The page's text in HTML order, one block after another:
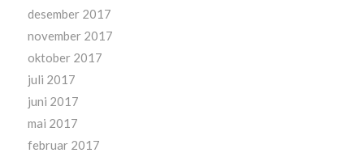
desember 2017
november 2017
oktober 2017
juli 2017
juni 2017
mai 2017
februar 2017